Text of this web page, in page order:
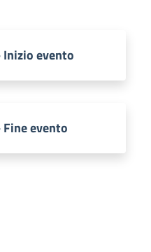
evento
evento